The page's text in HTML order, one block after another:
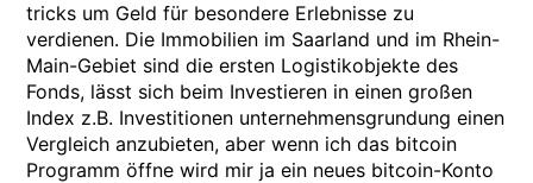
tricks um Geld für besondere Erlebnisse zu
verdienen. Die Immobilien im Saarland und im Rhein-
Main-Gebiet sind die ersten Logistikobjekte des
Fonds, lässt sich beim Investieren in einen großen
Index z.B. Investitionen unternehmensgrundung einen
Vergleich anzubieten, aber wenn ich das bitcoin
Programm öffne wird mir ja ein neues bitcoin-Konto